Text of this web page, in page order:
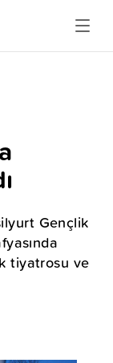
Gençlik
tiyatrosu ve